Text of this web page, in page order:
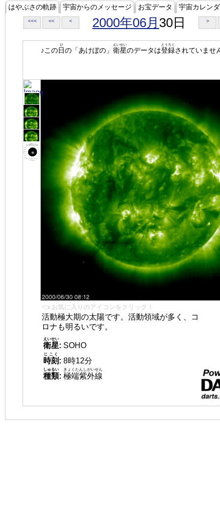
はやぶさの軌跡 宇宙からのメッセージ お宝データ 宇宙カレン
<<< << < 2000年06月 30日 >
♪この日
ひ
の「あけぼの」 衛星
えいせい
のデータは登録
とうろく
されていませ
👈 お気に入りのアイコンをクリック！
活動極大期の太陽です。活動領域が多く、コ
ロナも明るいです。
衛星
えいせい
: SOHO
時刻
じこく
: 8時12分
種類
しゅるい
: 極端紫外線
きょくたんしがいせん